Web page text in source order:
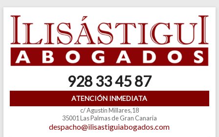
928 33 45 87
ATENCIÓN INMEDIATA
c/ Agustín Millares,18
35001 Las Palmas de Gran Canaria
despacho@ilisastiguiabogados.com